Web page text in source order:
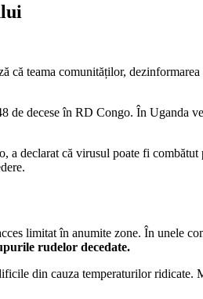
teama comunităților,
de decese în RD Congo. În Uganda
declarat că virusul poate fi combătut
limitat în anumite zone. În unele
rudelor decedate.
din cauza temperaturilor